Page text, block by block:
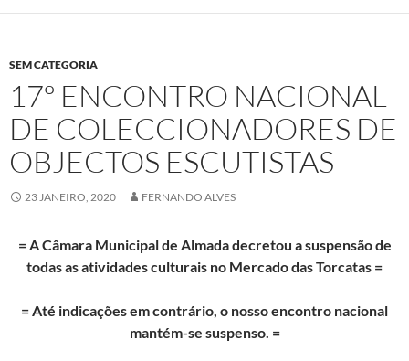
SEM CATEGORIA
17º ENCONTRO NACIONAL
DE COLECCIONADORES DE
OBJECTOS ESCUTISTAS
23 JANEIRO, 2020 FERNANDO ALVES
= A Câmara Municipal de Almada decretou a suspensão de
todas as atividades culturais no Mercado das Torcatas =
= Até indicações em contrário, o nosso encontro nacional
mantém-se suspenso. =